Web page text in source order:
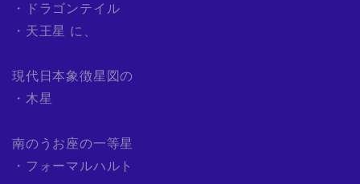
・ドラゴンテイル
・天王星 に、
現代日本象徴星図の
・木星
南のうお座の一等星
・フォーマルハルト